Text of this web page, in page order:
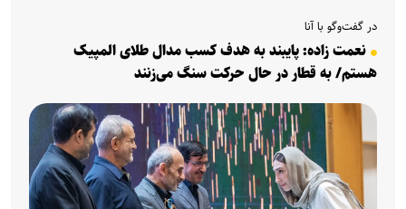
در گفت‌وگو با آنا
نعمت زاده: پایبند به هدف کسب مدال طلای المپیک
هستم/ به قطار در حال حرکت سنگ می‌زنند